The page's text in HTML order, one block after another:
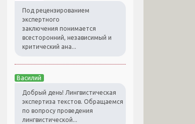
Под рецензированием
экспертного
заключения понимается
всесторонний, независимый и
критический ана...
Василий
Добрый день! Лингвистическая
экспертиза текстов. Обращаемся
по вопросу проведения
лингвистической...